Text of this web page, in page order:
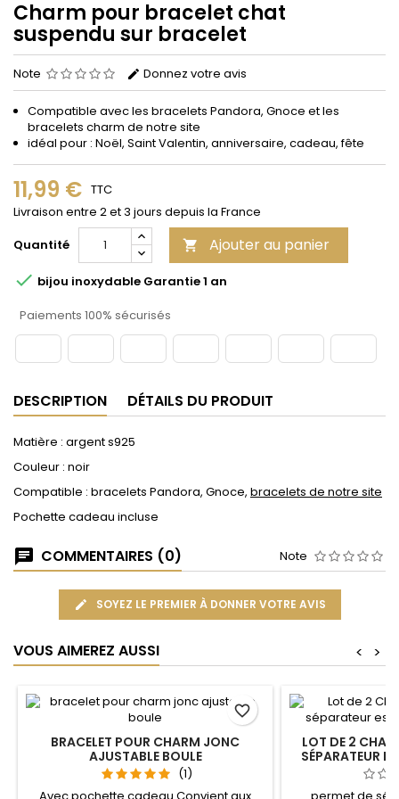
Charm pour bracelet chat
suspendu sur bracelet
Note Donnez votre avis
Compatible avec les bracelets Pandora, Gnoce et les
bracelets charm de notre site
idéal pour : Noël, Saint Valentin, anniversaire, cadeau, fête
11,99 € TTC
Livraison entre 2 et 3 jours depuis la France
Quantité
 Ajouter au panier
 bijou inoxydable Garantie 1 an
Paiements 100% sécurisés
DESCRIPTION DÉTAILS DU PRODUIT
Matière : argent s925
Couleur : noir
Compatible : bracelets Pandora, Gnoce, bracelets de notre site
Pochette cadeau incluse
COMMENTAIRES (0) Note
SOYEZ LE PREMIER À DONNER VOTRE AVIS
VOUS AIMEREZ AUSSI >
<
BRACELET POUR CHARM JONC
AJUSTABLE BOULE
(1)
favorite_border
LOT DE 2
SÉPARATEUR